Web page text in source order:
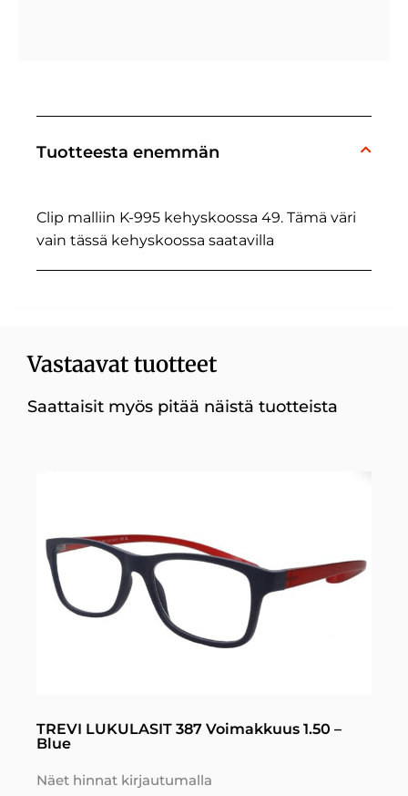
Tuotteesta enemmän
Clip malliin K-995 kehyskoossa 49. Tämä väri
vain tässä kehyskoossa saatavilla
Vastaavat tuotteet
Saattaisit myös pitää näistä tuotteista
TREVI LUKULASIT 387 Voimakkuus 1.50 –
Blue
Näet hinnat kirjautumalla